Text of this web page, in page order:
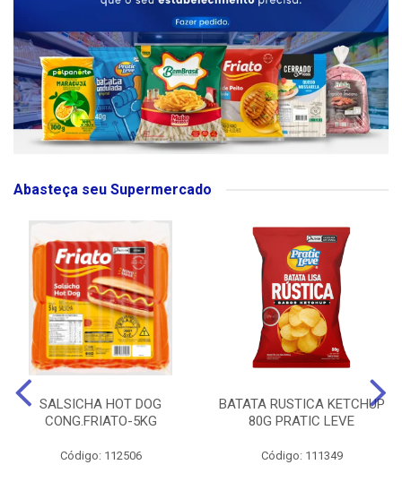
Abasteça seu Supermercado
SALSICHA HOT DOG
CONG.FRIATO-5KG
Código: 112506
BATATA RUSTICA KETCHUP
80G PRATIC LEVE
Código: 111349